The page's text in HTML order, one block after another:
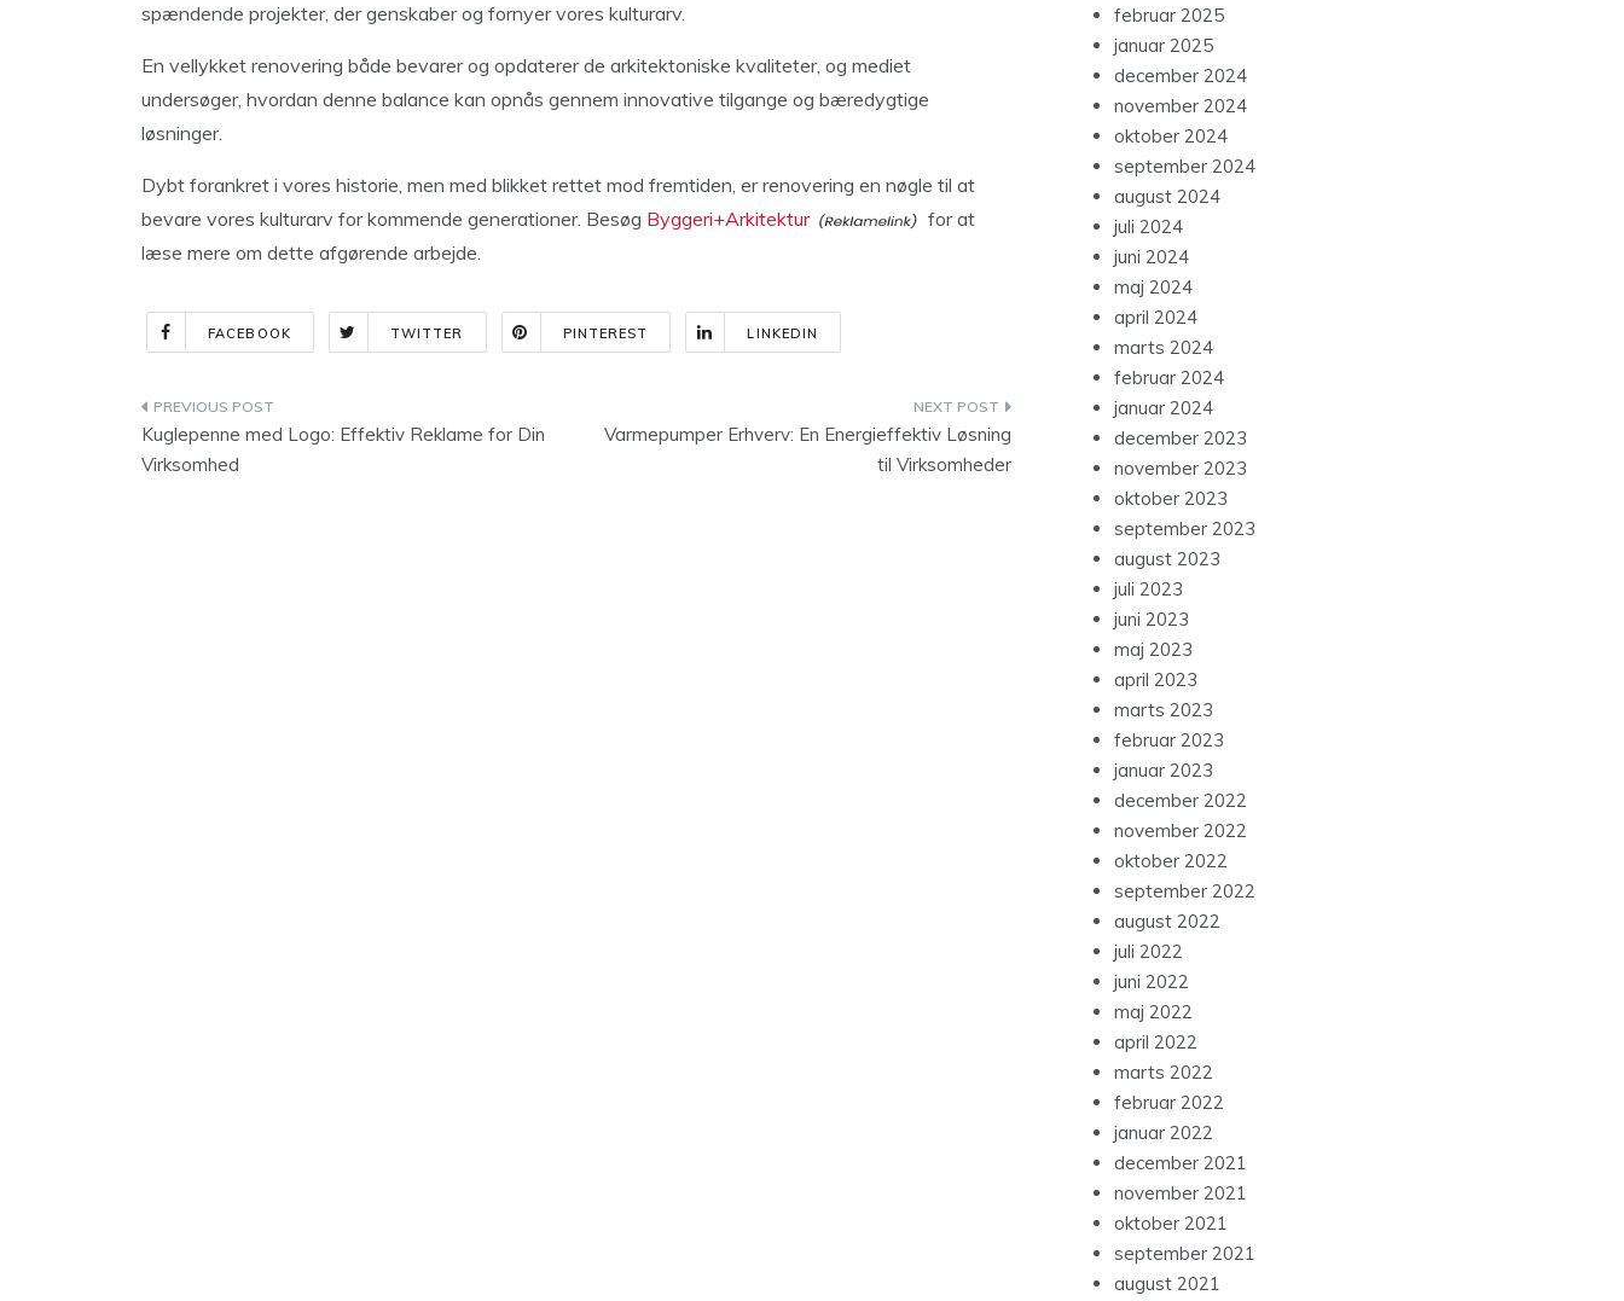
spændende projekter, der genskaber og fornyer vores kulturarv.
En vellykket renovering både bevarer og opdaterer de arkitektoniske kvaliteter, og mediet
undersøger, hvordan denne balance kan opnås gennem innovative tilgange og bæredygtige
løsninger.
Dybt forankret i vores historie, men med blikket rettet mod fremtiden, er renovering en nøgle til at
bevare vores kulturarv for kommende generationer. Besøg Byggeri+Arkitektur
for at
læse mere om dette afgørende arbejde.
FACEBOOK TWITTER PINTEREST LINKEDIN
Indlægsnavigation
Kuglepenne med Logo: Effektiv Reklame for Din
Virksomhed
Varmepumper Erhverv: En Energieffektiv Løsning
til Virksomheder
februar 2025
januar 2025
december 2024
november 2024
oktober 2024
september 2024
august 2024
juli 2024
juni 2024
maj 2024
april 2024
marts 2024
februar 2024
januar 2024
december 2023
november 2023
oktober 2023
september 2023
august 2023
juli 2023
juni 2023
maj 2023
april 2023
marts 2023
februar 2023
januar 2023
december 2022
november 2022
oktober 2022
september 2022
august 2022
juli 2022
juni 2022
maj 2022
april 2022
marts 2022
februar 2022
januar 2022
december 2021
november 2021
oktober 2021
september 2021
august 2021